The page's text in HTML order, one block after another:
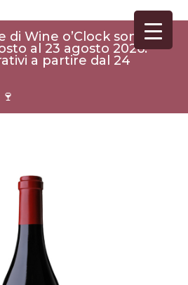
di Wine o’Clock sono
al 23 agosto 2026.
a partire dal 24